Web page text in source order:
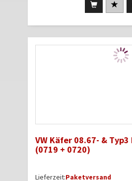
VW Käfer 08.67- &
(0719 + 0720)
Lieferzeit:Paketversand